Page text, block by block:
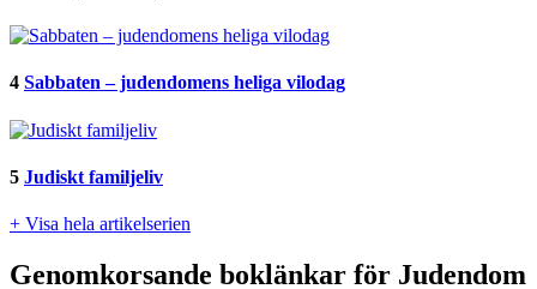
4 Sabbaten – judendomens heliga vilodag
5 Judiskt familjeliv
+ Visa hela artikelserien
Genomkorsande boklänkar för Judendom